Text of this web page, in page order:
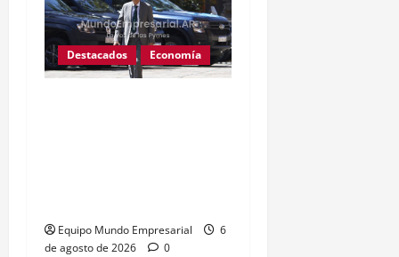
Destacados Economía
Equipo Mundo Empresarial
6
de agosto de 2026
0